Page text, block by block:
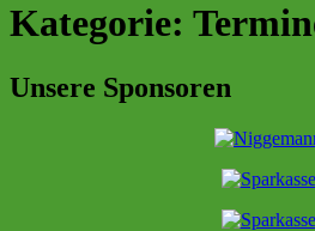
Kategorie:
Unsere Sponsoren